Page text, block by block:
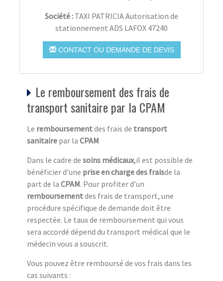
Société : TAXI PATRICIA Autorisation de
stationnement ADS LAFOX 47240
CONTACT OU DEMANDE DE DEVIS
Le remboursement des frais de
transport sanitaire par la CPAM
Le remboursementdes frais de transport
sanitaire par la CPAM
Dans le cadre de soins médicaux,il est possible de
bénéficier d’une prise en charge des fraisde la
part de la CPAM. Pour profiter d’un
remboursementdes frais de transport, une
procédure spécifique de demande doit être
respectée. Le taux de remboursement qui vous
sera accordé dépend du transport médical que le
médecin vous a souscrit.
Vous pouvez être remboursé de vos frais dans les
cas suivants :